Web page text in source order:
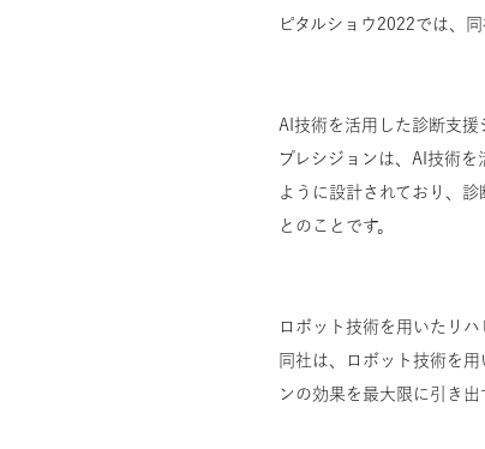
ピタルショウ2022では、
AI技術を活用した診断支援
プレシジョンは、AI技術
ように設計されており、
とのことです。
ロボット技術を用いたリ
同社は、ロボット技術を
ンの効果を最大限に引き